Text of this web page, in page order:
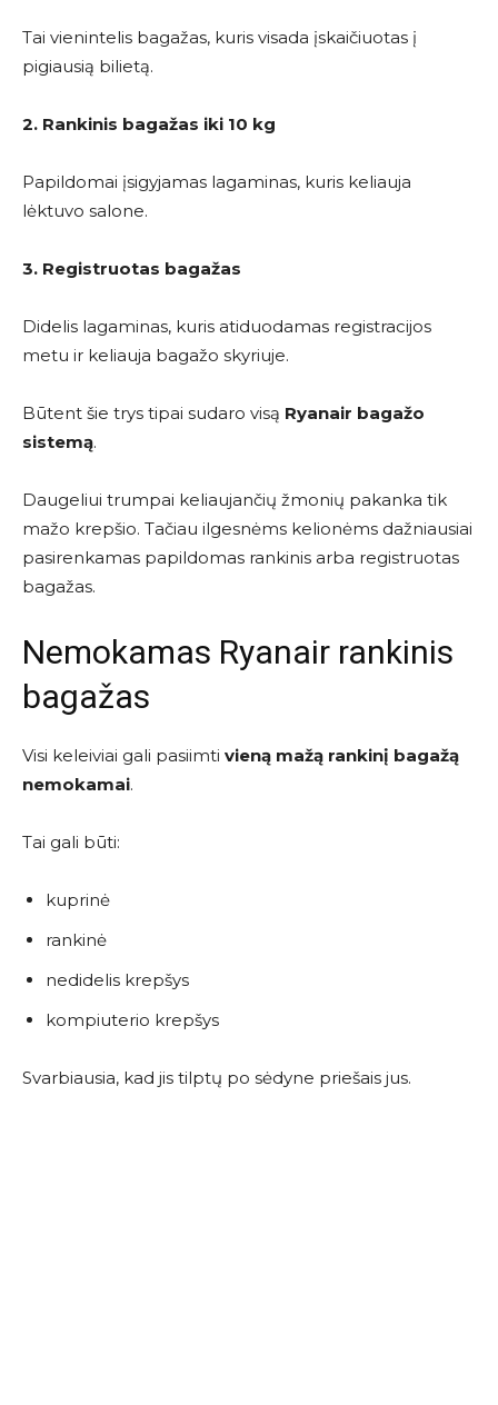
Tai vienintelis bagažas, kuris visada įskaičiuotas į
pigiausią bilietą.
2. Rankinis bagažas iki 10 kg
Papildomai įsigyjamas lagaminas, kuris keliauja
lėktuvo salone.
3. Registruotas bagažas
Didelis lagaminas, kuris atiduodamas registracijos
metu ir keliauja bagažo skyriuje.
Būtent šie trys tipai sudaro visą Ryanair bagažo
sistemą.
Daugeliui trumpai keliaujančių žmonių pakanka tik
mažo krepšio. Tačiau ilgesnėms kelionėms dažniausiai
pasirenkamas papildomas rankinis arba registruotas
bagažas.
Nemokamas Ryanair rankinis
bagažas
Visi keleiviai gali pasiimti vieną mažą rankinį bagažą
nemokamai.
Tai gali būti:
kuprinė
rankinė
nedidelis krepšys
kompiuterio krepšys
Svarbiausia, kad jis tilptų po sėdyne priešais jus.